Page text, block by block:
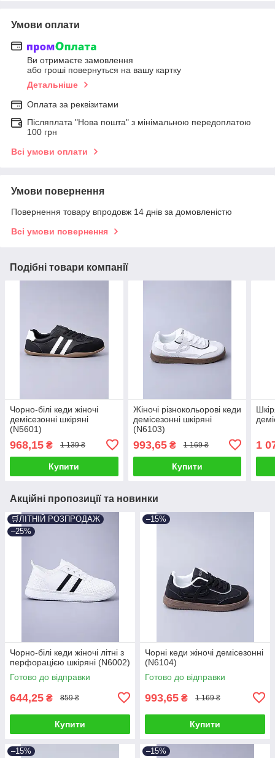
Умови оплати
Ви отримаєте замовлення
або гроші повернуться на вашу картку
Детальніше
Оплата за реквізитами
Післяплата "Нова пошта" з мінімальною передоплатою
100 грн
Всі умови оплати
Умови повернення
Повернення товару впродовж 14 днів за домовленістю
Всі умови повернення
Подібні товари компанії
Чорно-білі кеди жіночі
демісезонні шкіряні
(N5601)
968,15 ₴ 1 139 ₴
Купити
Жіночі різнокольорові кеди
демісезонні шкіряні
(N6103)
993,65₴ 1 169 ₴
Купити
1
Акційні пропозиції та новинки
🛒ЛІТНІЙ РОЗПРОДАЖ
–25%
Чорно-білі кеди жіночі літні з
перфорацією шкіряні (N6002)
Готово до відправки
644,25 ₴ 859 ₴
Купити
–15%
Чорні кеди жіночі демісезонні
(N6104)
Готово до відправки
993,65 ₴ 1 169 ₴
Купити
–15% –15%